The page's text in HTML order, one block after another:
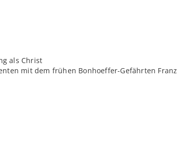
als Christ
mit dem frühen Bonhoeffer-Gefährten Franz